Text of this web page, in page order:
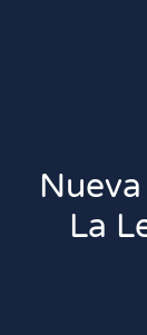
La